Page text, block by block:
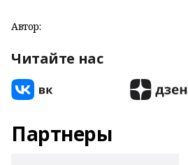
Автор:
Читайте нас
Партнеры